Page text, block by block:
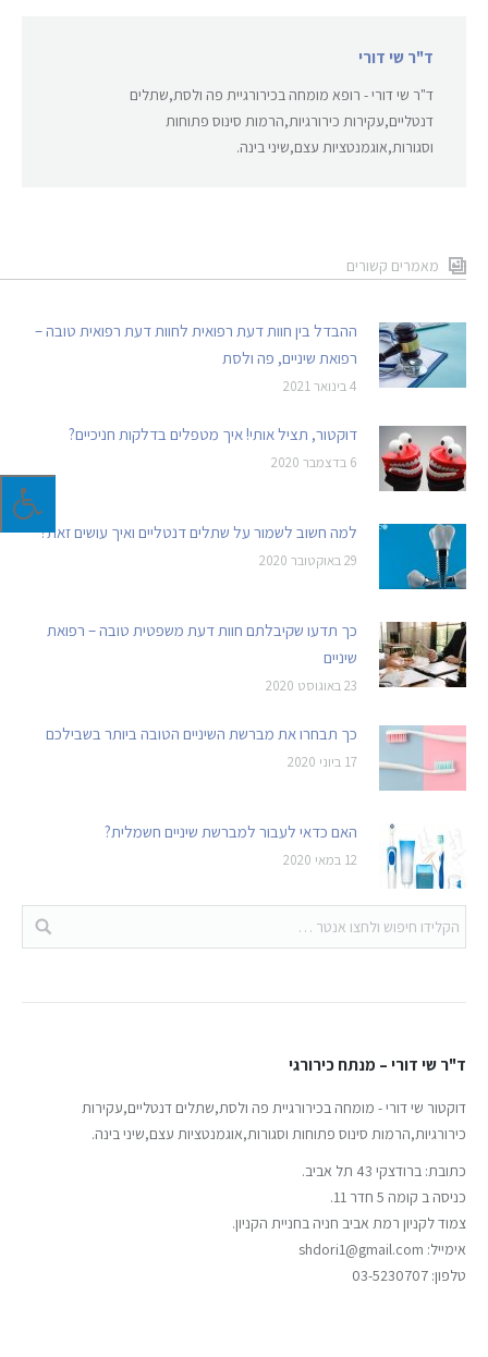
ד"ר שי דורי
ד"ר שי דורי - רופא מומחה בכירורגיית פה ולסת,שתלים
דנטליים,עקירות כירורגיות,הרמות סינוס פתוחות
וסגורות,אוגמנטציות עצם,שיני בינה.
מאמרים קשורים
ההבדל בין חוות דעת רפואית לחוות דעת רפואית טובה –
רפואת שיניים, פה ולסת
4 בינואר 2021
דוקטור, תציל אותי! איך מטפלים בדלקות חניכיים?
6 בדצמבר 2020
למה חשוב לשמור על שתלים דנטליים ואיך עושים זאת?
29 באוקטובר 2020
כך תדעו שקיבלתם חוות דעת משפטית טובה – רפואת
שיניים
23 באוגוסט 2020
כך תבחרו את מברשת השיניים הטובה ביותר בשבילכם
17 ביוני 2020
האם כדאי לעבור למברשת שיניים חשמלית?
12 במאי 2020
ד"ר שי דורי – מנתח כירורגי
דוקטור שי דורי - מומחה בכירורגיית פה ולסת,שתלים דנטליים,עקירות
כירורגיות,הרמות סינוס פתוחות וסגורות,אוגמנטציות עצם,שיני בינה.
כתובת: ברודצקי 43 תל אביב.
כניסה ב קומה 5 חדר 11.
צמוד לקניון רמת אביב חניה בחניית הקניון.
אימייל: shdori1@gmail.com
טלפון: 03-5230707